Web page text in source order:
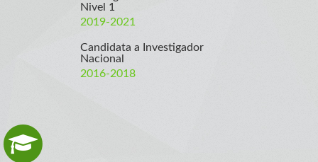
Nivel 1
2019-2021
Candidata a Investigador
Nacional
2016-2018